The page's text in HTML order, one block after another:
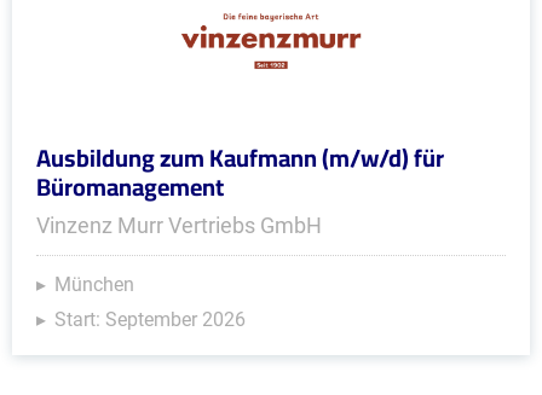
Ausbildung zum Kaufmann (m/w/d) für
Büromanagement
Vinzenz Murr Vertriebs GmbH
München
Start: September 2026